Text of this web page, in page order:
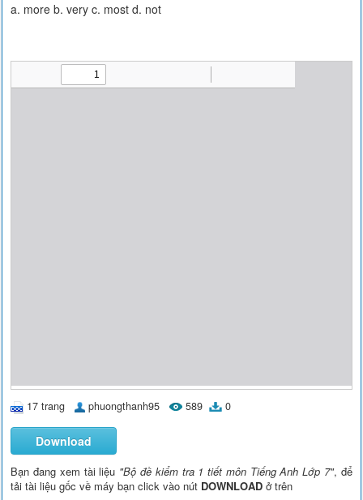
a. more b. very c. most d. not
17 trang phuongthanh95 589 0
Download
Bạn đang xem tài liệu "Bộ đề kiểm tra 1 tiết môn Tiếng Anh Lớp 7", để
tải tài liệu gốc về máy bạn click vào nút DOWNLOAD ở trên